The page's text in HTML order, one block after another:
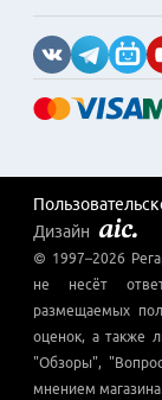
Дизайн
© 1997–2026
не несёт
размещаемых
оценок, а также
"Обзоры",
мнением магазина.